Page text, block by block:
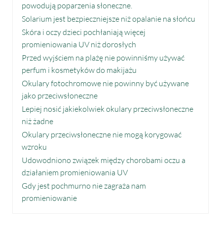
powodują poparzenia słoneczne.
Solarium jest bezpieczniejsze niż opalanie na słońcu
Skóra i oczy dzieci pochłaniają więcej
promieniowania UV niż dorosłych
Przed wyjściem na plażę nie powinniśmy używać
perfum i kosmetyków do makijażu
Okulary fotochromowe nie powinny być używane
jako przeciwsłoneczne
Lepiej nosić jakiekolwiek okulary przeciwsłoneczne
niż żadne
Okulary przeciwsłoneczne nie mogą korygować
wzroku
Udowodniono związek między chorobami oczu a
działaniem promieniowania UV
Gdy jest pochmurno nie zagraża nam
promieniowanie